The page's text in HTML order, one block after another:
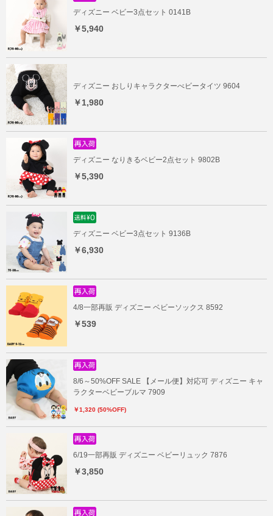
ディズニー ベビー3点セット 0141B
￥5,940
ディズニー おしりキャラクターべビータイツ 9604
￥1,980
ディズニー なりきるベビー2点セット 9802B
￥5,390
ディズニー ベビー3点セット 9136B
￥6,930
4/8一部再販 ディズニー ベビーソックス 8592
￥539
8/6～50%OFF SALE 【メール便】対応可 ディズニー キャ
ラクターベビーブルマ 7909
￥1,320 (50%OFF)
6/19一部再販 ディズニー ベビーリュック 7876
￥3,850